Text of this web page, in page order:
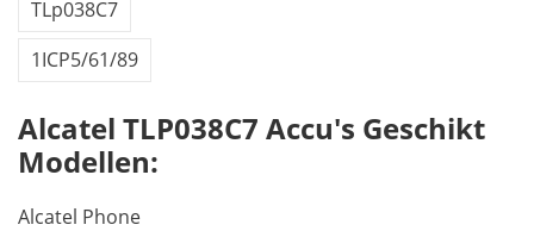
TLp038C7
1ICP5/61/89
Alcatel TLP038C7 Accu's Geschikt
Modellen:
Alcatel Phone